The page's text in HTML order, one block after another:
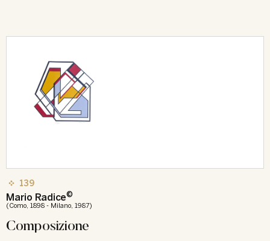
139
Mario Radice©
(Como, 1898 - Milano, 1987)
Composizione